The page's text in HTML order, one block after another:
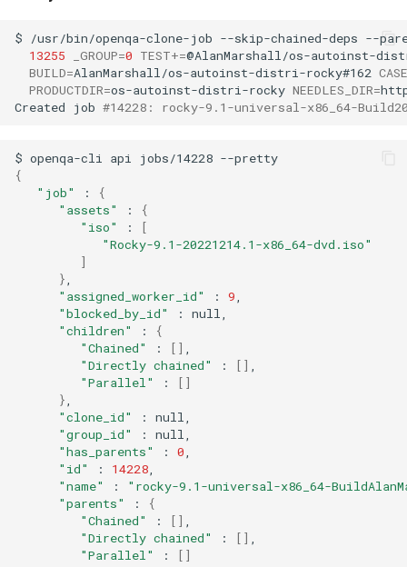
$ /usr/bin/openqa-clone-job --skip-chained-deps --
13255
_GROUP=0 TEST+=@AlanMarshall/os-autoinst-
BUILD=AlanMarshall/os-autoinst-distri-rocky#162
PRODUCTDIR=os-autoinst-distri-rocky NEEDLES_DIR=
Created
job #14228: rocky-9.1-universal-x86_64-
$ openqa-cli api jobs/14228
{
"job"
:
{
"assets"
:
{
"iso"
:
[
"Rocky-9.1-20221214.1-x86_64-dvd.iso"
]
}
"assigned_worker_id"
: 9
"blocked_by_id"
:
"children"
:
{
"Chained"
: []
"Directly chained"
: []
"Parallel"
:
[]
}
"clone_id"
:
"group_id"
:
"has_parents"
: 0
"id"
: 14228
"name"
:
"rocky-9.1-universal-x86_64-
"parents"
:
{
"Chained"
: []
"Directly chained"
: []
"Parallel"
:
[]